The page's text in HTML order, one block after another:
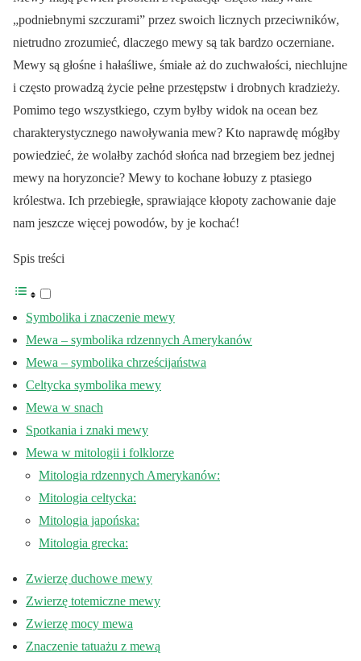
„podniebnymi szczurami” przez swoich licznych przeciwników,
nietrudno zrozumieć, dlaczego mewy są tak bardzo oczerniane.
Mewy są głośne i hałaśliwe, śmiałe aż do zuchwałości, niechlujne
i często prowadzą życie pełne przestępstw i drobnych kradzieży.
Pomimo tego wszystkiego, czym byłby widok na ocean bez
charakterystycznego nawoływania mew? Kto naprawdę mógłby
powiedzieć, że wolałby zachód słońca nad brzegiem bez jednej
mewy na horyzoncie? Mewy to kochane łobuzy z ptasiego
królestwa. Ich przebiegłe, sprawiające kłopoty zachowanie daje
nam jeszcze więcej powodów, by je kochać!
Spis treści
Symbolika i znaczenie mewy
Mewa – symbolika rdzennych Amerykanów
Mewa – symbolika chrześcijaństwa
Celtycka symbolika mewy
Mewa w snach
Spotkania i znaki mewy
Mewa w mitologii i folklorze
Mitologia rdzennych Amerykanów:
Mitologia celtycka:
Mitologia japońska:
Mitologia grecka:
Zwierzę duchowe mewy
Zwierzę totemiczne mewy
Zwierzę mocy mewa
Znaczenie tatuażu z mewą